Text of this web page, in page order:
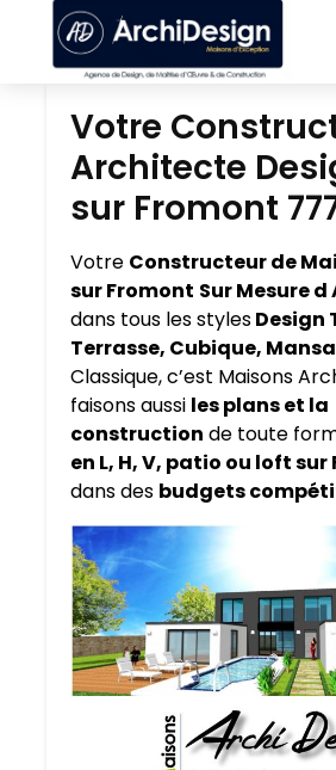
Votre
Architecte
sur Fromont
Votre Constructeur de
sur Fromont Sur Mesure
dans tous les stylesDesign
Terrasse, Cubique,
Classique, c’est Maisons
faisons aussi les plans et la
construction de toute
en L, H, V, patio ou loft
dans des budgets